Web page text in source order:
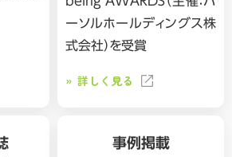
ーソルホールディングス株
式会社）を受賞
詳しく見る
事例掲載